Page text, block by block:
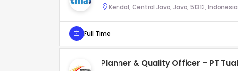
Kendal, Central Java, Java, 51313, Indonesia
Full Time
Planner & Quality Officer – PT